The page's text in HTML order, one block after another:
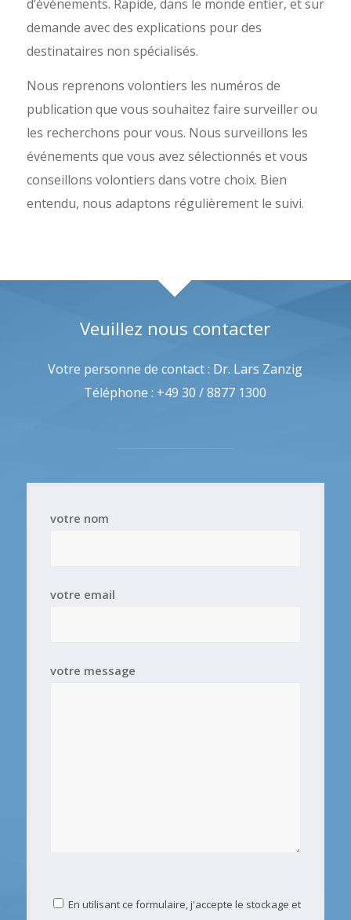
d’événements. Rapide, dans le monde entier, et sur
demande avec des explications pour des
destinataires non spécialisés.
Nous reprenons volontiers les numéros de
publication que vous souhaitez faire surveiller ou
les recherchons pour vous. Nous surveillons les
événements que vous avez sélectionnés et vous
conseillons volontiers dans votre choix. Bien
entendu, nous adaptons régulièrement le suivi.
Veuillez nous contacter
Votre personne de contact : Dr. Lars Zanzig
Téléphone : +49 30 / 8877 1300
votre nom
votre email
votre message
En utilisant ce formulaire, j'accepte le stockage et